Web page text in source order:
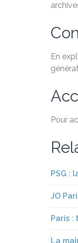
En
Pour
PSG :
JO
Paris
La